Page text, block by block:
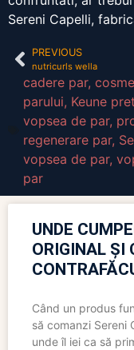
Sereni Capelli,
PREVIOUS
nutricurls wella
cadere par,
parului, Keune pret
vopsea de par,
regenerare par,
vopsea de par,
par
UNDE
ORIGINAL ȘI
Când un produs
să comanzi Sereni
unde îl iei ca să